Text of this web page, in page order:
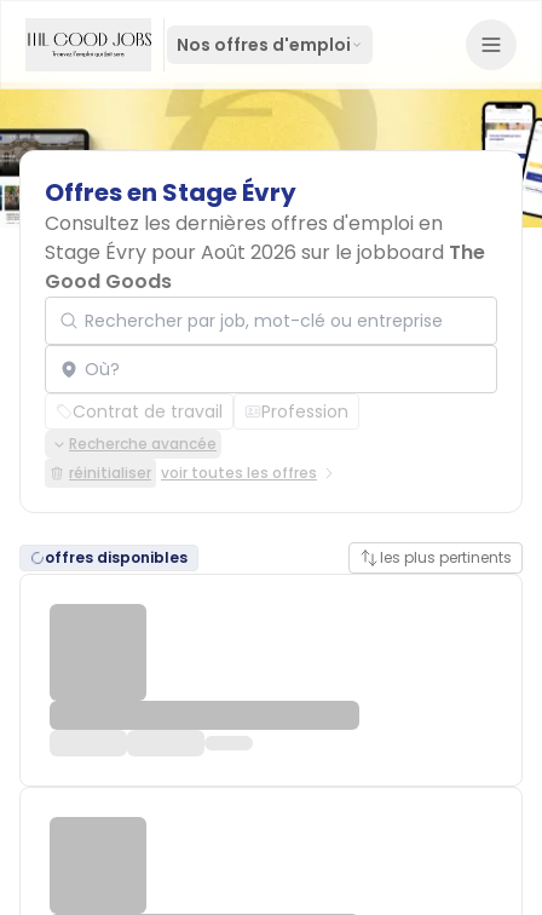
Nos offres d'emploi
Offresen StageÉvry
Consultez les dernières offres d'emploi en
Stage Évry pour Août 2026 sur le jobboard The
Good Goods
Rechercher par job, mot-clé ou entreprise
Localisation
Contrat de travail Profession
Recherche avancée
réinitialiser voir toutes les offres
offres disponibles les plus pertinents